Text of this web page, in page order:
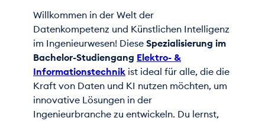
Willkommen in der Welt der
Datenkompetenz und Künstlichen Intelligenz
im Ingenieurwesen! Diese Spezialisierung im
Bachelor-Studiengang Elektro- &
Informationstechnik ist ideal für alle, die die
Kraft von Daten und KI nutzen möchten, um
innovative Lösungen in der
Ingenieurbranche zu entwickeln. Du lernst,